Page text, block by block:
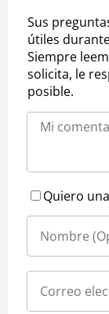
Sus
útiles
Siempre
solicita, le
posible.
Quiero